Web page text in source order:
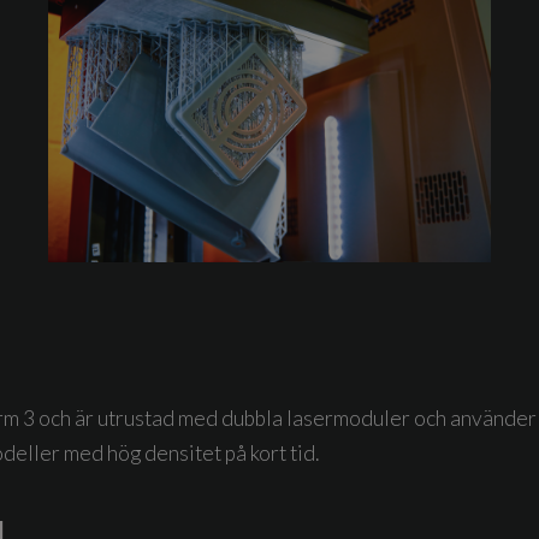
3 och är utrustad med dubbla lasermoduler och
med hög densitet på kort tid.